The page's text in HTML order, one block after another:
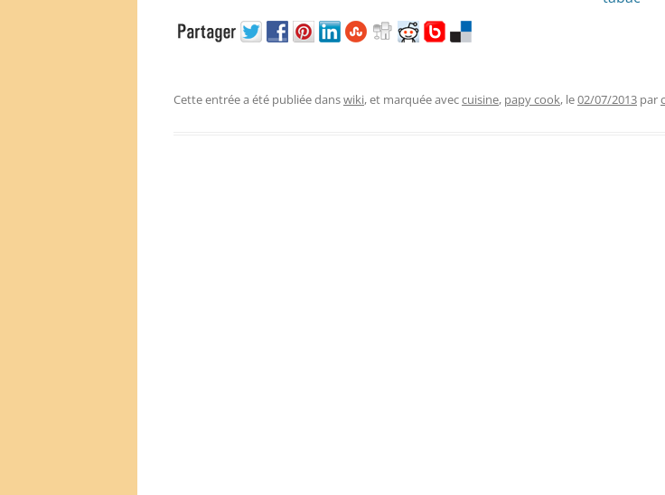
Cette entrée a été publiée danswiki, et marquée aveccuisine, papy cook, le02/07/2013 par